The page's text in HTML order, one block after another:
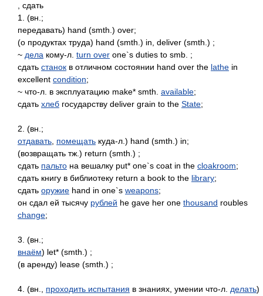
, сдать
1. (вн.;
передавать) hand (smth.) over;
(о продуктах труда) hand (smth.) in, deliver (smth.) ;
~ дела кому-л. turn over one`s duties to smb. ;
сдать станок в отличном состоянии hand over the lathe in
excellent condition;
~ что-л. в эксплуатацию make* smth. available;
сдать хлеб государству deliver grain to the State;
2. (вн.;
отдавать помещать куда-л.) hand (smth.) in;
(возвращать тж.) return (smth.) ;
сдать пальто на вешалку put* one`s coat in the cloakroom;
сдать книгу в библиотеку return а book to the library;
сдать оружие hand in one`s weapons;
он сдал ей тысячу рублей he gave her one thousand roubles
change;
3. (вн.;
внаём) let* (smth.) ;
(в аренду) lease (smth.) ;
4. (вн., проходить испытания в знаниях, умении что-л. делать)